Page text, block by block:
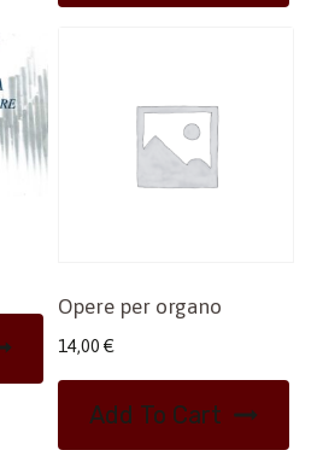
Opere per organo
14,00 €
Add To Cart